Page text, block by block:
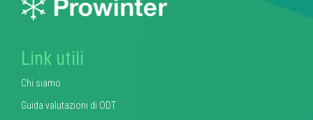
Link utili
Chi siamo
Guida valutazioni di ODT